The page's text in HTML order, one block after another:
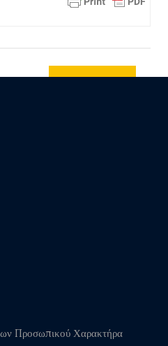
Προσωπικού Χαρακτήρα